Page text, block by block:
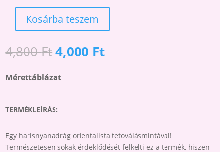
INKWELL
M3
HARISNYANADRÁG
TETOVÁLÁSMINTÁVAL
Kosárba teszem
4,800FtOriginal
price
was:
4,800 Ft.
4,000 FtCurrent
price
Mérettáblázat
TERMÉKLEÍRÁS:
Egy harisnyanadrág orientalista tetoválásmintával!
Természetesen sokak érdeklődését felkelti ez a termék, hiszen